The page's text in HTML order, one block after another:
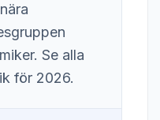
Se alla
för 2026.